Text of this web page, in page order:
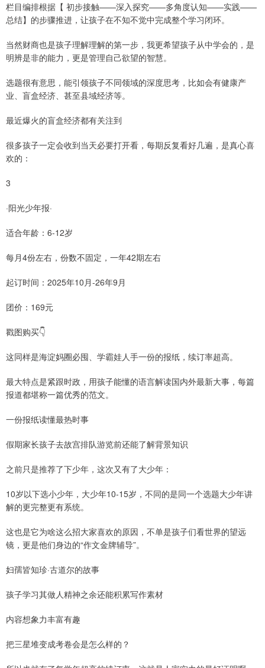
栏目编排根据【 初步接触——深入探究——多角度认知——实践——
总结】的步骤推进，让孩子在不知不觉中完成整个学习闭环。
当然财商也是孩子理解理解的第一步，我更希望孩子从中学会的，是
明辨是非的能力，更是管理自己欲望的智慧。
选题很有意思，能引领孩子不同领域的深度思考，比如会有健康产
业、盲盒经济、甚至县域经济等。
最近爆火的盲盒经济都有关注到
很多孩子一定会收到当天必要打开看，每期反复看好几遍，是真心喜
欢的：
3
·阳光少年报·
适合年龄：6-12岁
每月4份左右，份数不固定，一年42期左右
起订时间：2025年10月-26年9月
团价：169元
戳图购买👇
这同样是海淀妈圈必囤、学霸娃人手一份的报纸，续订率超高。
最大特点是紧跟时政，用孩子能懂的语言解读国内外最新大事，每篇
报道都堪称一篇优秀的范文。
一份报纸读懂最热时事
假期家长孩子去故宫排队游览前还能了解背景知识
之前只是推荐了下少年，这次又有了大少年：
10岁以下选小少年，大少年10-15岁，不同的是同一个选题大少年讲
解的更完整更有系统。
这也是它为啥这么招大家喜欢的原因，不单是孩子们看世界的望远
镜，更是他们身边的“作文金牌辅导”。
妇孺皆知珍·古道尔的故事
孩子学习其做人精神之余还能积累写作素材
内容想象力丰富有趣
把三星堆变成考卷会是怎么样的？